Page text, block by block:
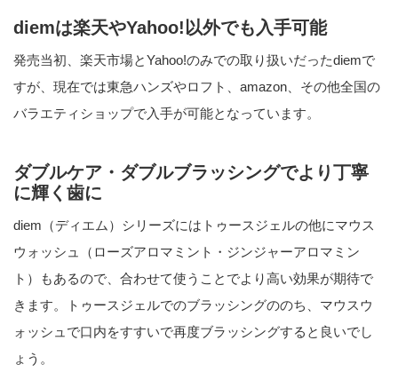
diemは楽天やYahoo!以外でも入手可能
発売当初、楽天市場とYahoo!のみでの取り扱いだったdiemで
すが、現在では東急ハンズやロフト、amazon、その他全国の
バラエティショップで入手が可能となっています。
ダブルケア・ダブルブラッシングでより丁寧
に輝く歯に
diem（ディエム）シリーズにはトゥースジェルの他にマウス
ウォッシュ（ローズアロマミント・ジンジャーアロマミン
ト）もあるので、合わせて使うことでより高い効果が期待で
きます。トゥースジェルでのブラッシングののち、マウスウ
ォッシュで口内をすすいで再度ブラッシングすると良いでし
ょう。